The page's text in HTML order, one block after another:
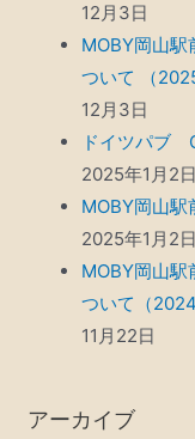
12月3日
MOBY岡山
ついて （
12月3日
ドイツパブ
2025年1月2日
MOBY岡山
2025年1月2日
MOBY岡山駅
ついて（
11月22日
アーカイブ